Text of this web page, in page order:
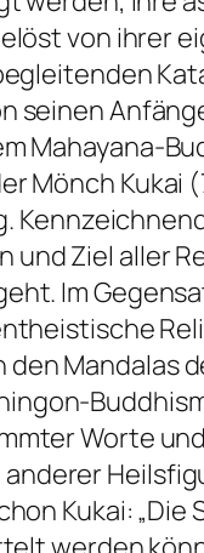
von ihrer
seinen
Mahayana-
Mönch
und Ziel aller
Im
Mandalas
Worte
Kukai: